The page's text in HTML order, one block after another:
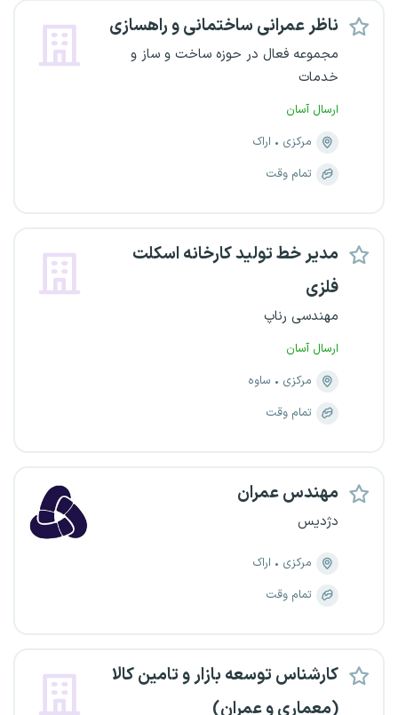
ناظر عمرانی ساختمانی و راهسازی
مجموعه فعال در حوزه ساخت و ساز و
خدمات
ارسال آسان
مرکزی
اراک
تمام وقت
مدیر خط تولید کارخانه اسکلت
فلزی
مهندسی رناپ
ارسال آسان
مرکزی
ساوه
تمام وقت
مهندس عمران
دژدیس
مرکزی
اراک
تمام وقت
کارشناس توسعه بازار و تامین کالا
(معماری و عمران)